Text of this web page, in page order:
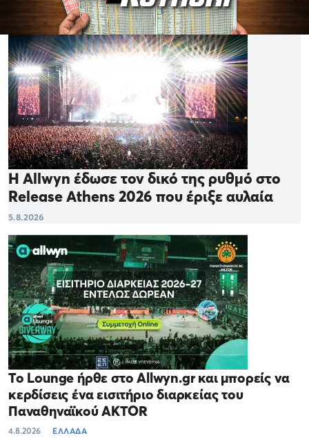
Η Allwyn έδωσε τον δικό της ρυθμό στο
Release Athens 2026 που έριξε αυλαία
5.8.2026
Το Lounge ήρθε στο Allwyn.gr και μπορείς να
κερδίσεις ένα εισιτήριο διαρκείας του
Παναθηναϊκού AKTOR
4.8.2026 ΕΛΛΑΔΑ